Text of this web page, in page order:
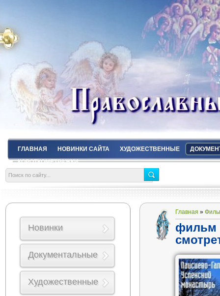
ГЛАВНАЯ НОВИНКИ САЙТА ХУДОЖЕСТВЕННЫЕ
КОРОТКОМЕТРАЖКИ
Главная »
фильм
Новинки
Документальные
Художественные